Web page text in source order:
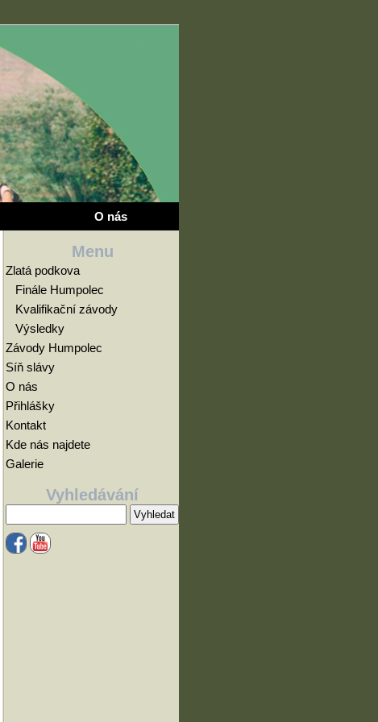
O nás
Menu
Zlatá podkova
Finále Humpolec
Kvalifikační závody
Výsledky
Závody Humpolec
Síň slávy
O nás
Přihlášky
Kontakt
Kde nás najdete
Galerie
Vyhledávání